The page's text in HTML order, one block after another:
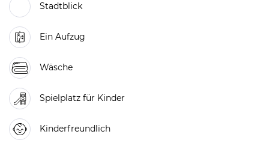
Stadtblick
Ein Aufzug
Wäsche
Spielplatz für Kinder
Kinderfreundlich